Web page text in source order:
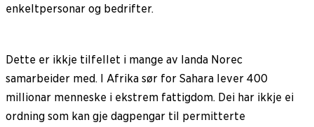
enkeltpersonar og bedrifter.
Dette er ikkje tilfellet i mange av landa Norec
samarbeider med. I Afrika sør for Sahara lever 400
millionar menneske i ekstrem fattigdom. Dei har ikkje ei
ordning som kan gje dagpengar til permitterte